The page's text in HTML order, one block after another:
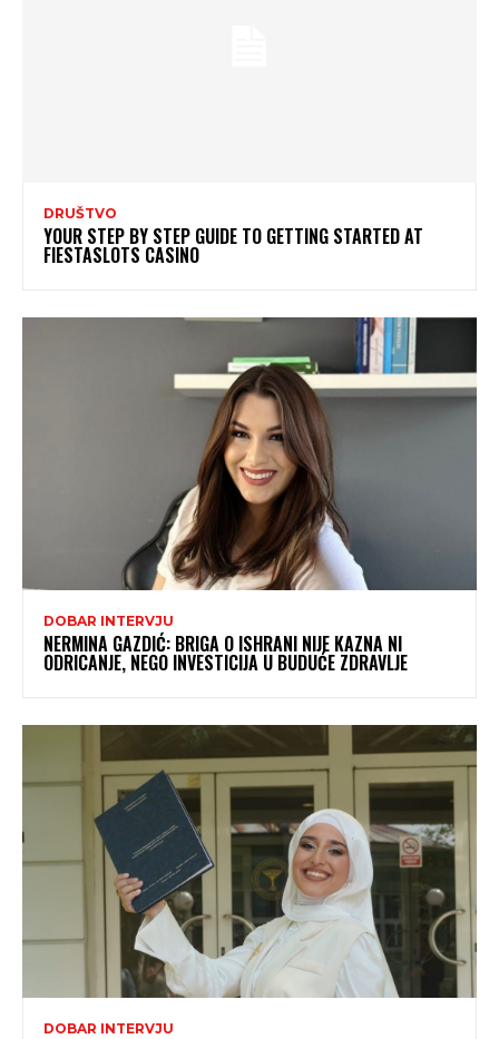
DRUŠTVO
YOUR STEP BY STEP GUIDE TO GETTING STARTED AT
FIESTASLOTS CASINO
DOBAR INTERVJU
NERMINA GAZDIĆ: BRIGA O ISHRANI NIJE KAZNA NI
ODRICANJE, NEGO INVESTICIJA U BUDUĆE ZDRAVLJE
DOBAR INTERVJU